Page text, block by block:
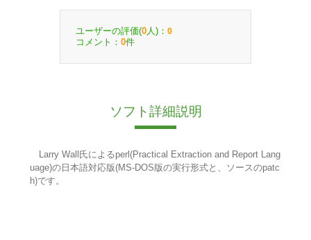
ユーザーの評価(0 人)： 0
コメント： 0件
ソフト詳細説明
Larry Wall氏によるperl(Practical Extraction and Report Lang
uage)の日本語対応版(MS-DOS版の実行形式と、ソースのpatc
h)です。